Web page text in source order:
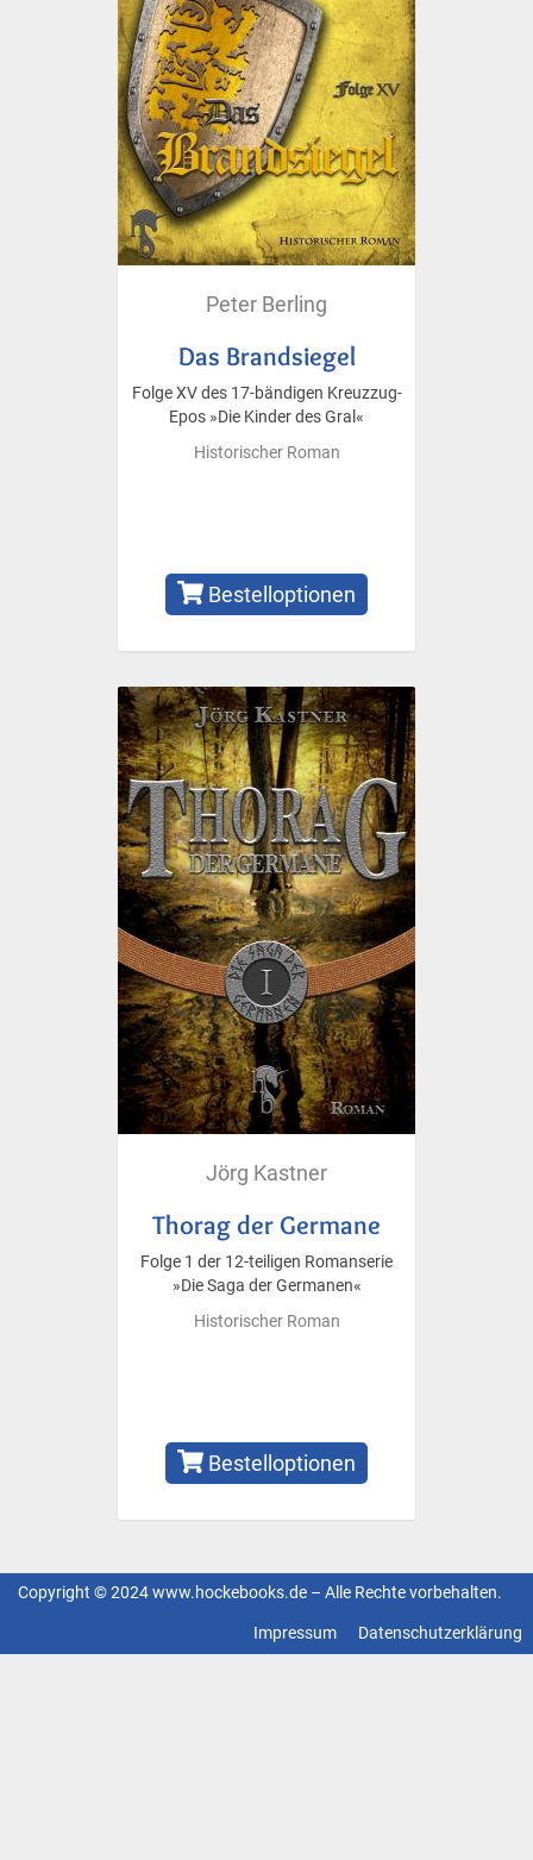
Peter Berling
Das Brandsiegel
Folge XV des 17-bändigen Kreuzzug-
Epos »Die Kinder des Gral«
Historischer Roman
Bestelloptionen
Jörg Kastner
Thorag der Germane
Folge 1 der 12-teiligen Romanserie
»Die Saga der Germanen«
Historischer Roman
Bestelloptionen
Copyright © 2024 www.hockebooks.de – Alle Rechte vorbehalten.
Datenschutzerklärung
Impressum